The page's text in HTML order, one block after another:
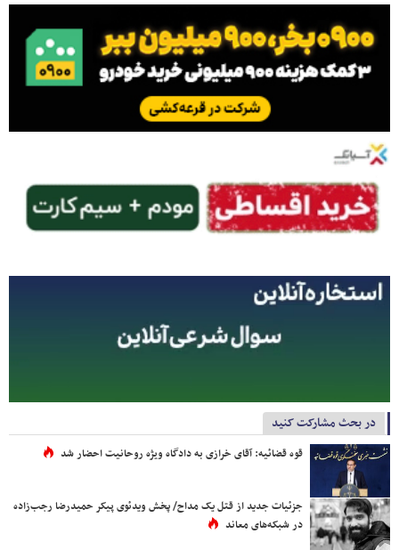
در بحث مشارکت کنید
قوه قضائیه: آقای خرازی به دادگاه ویژه روحانیت احضار شد
جزئیات جدید از قتل یک مداح/ پخش ویدئوی پیکر حمیدرضا رجب‌زاده
در شبکه‌های معاند